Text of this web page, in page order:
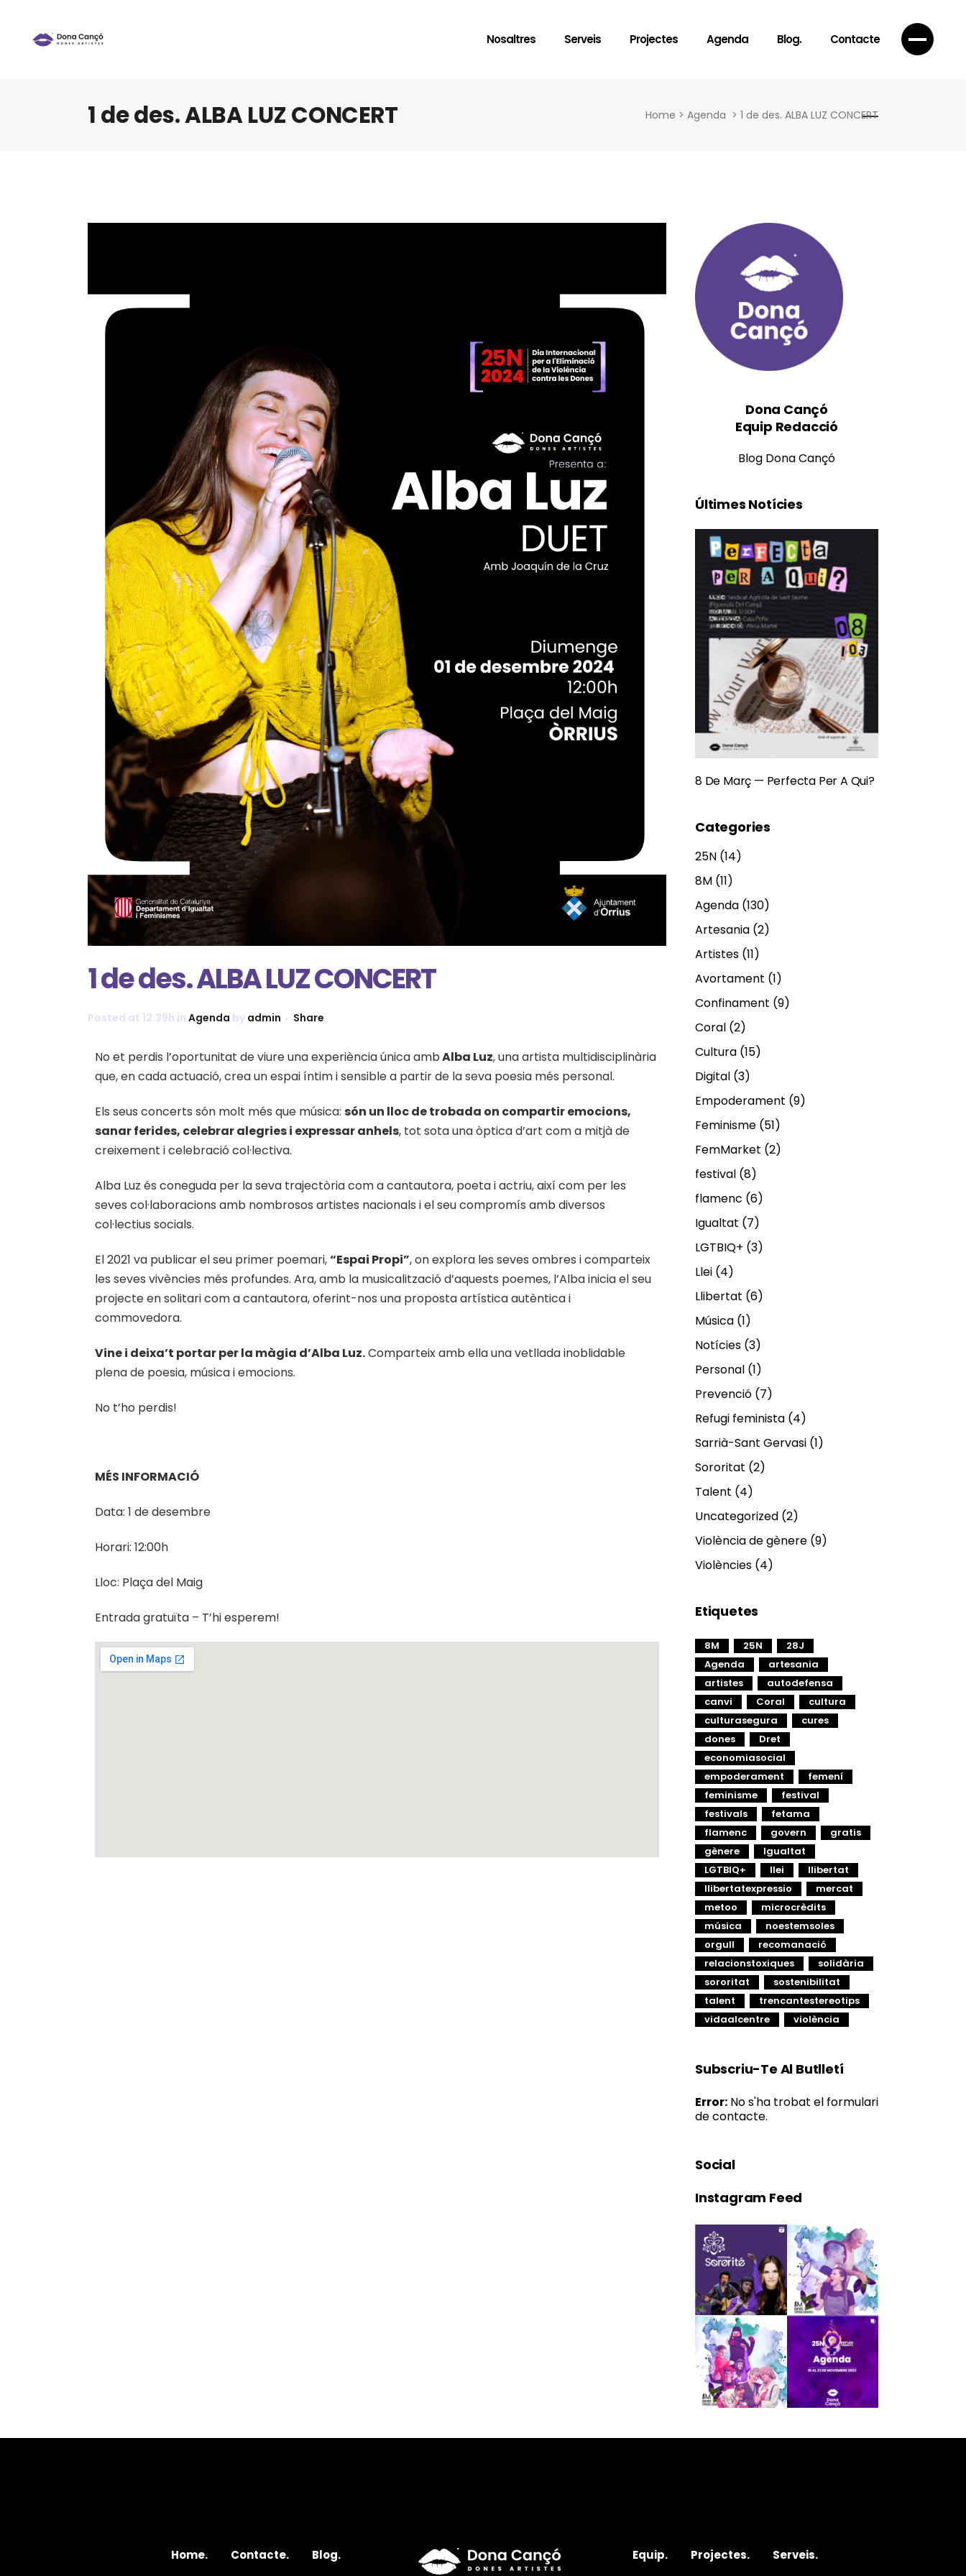
Nosaltres Serveis Projectes Agenda Blog. Contacte
1 de des. ALBA LUZ CONCERT Home > Agenda > 1 de des. ALBA LUZ CONCERT
1 de des. ALBA LUZ CONCERT
Posted at 12:39h in Agenda by admin Share
No et perdis l’oportunitat de viure una experiència única ambAlba Luz, una artista multidisciplinària
que, en cada actuació, crea un espai íntim i sensible a partir de la seva poesia més personal.
Els seus concerts són molt més que música: són un lloc de trobada on compartir emocions,
sanar ferides, celebrar alegries i expressar anhels, tot sota una òptica d’art com a mitjà de
creixement i celebració col·lectiva.
Alba Luz és coneguda per la seva trajectòria com a cantautora, poeta i actriu, així com per les
seves col·laboracions amb nombrosos artistes nacionals i el seu compromís amb diversos
col·lectius socials.
El 2021 va publicar el seu primer poemari,“Espai Propi”, on explora les seves ombres i comparteix
les seves vivències més profundes. Ara, amb la musicalització d’aquests poemes, l’Alba inicia el seu
projecte en solitari com a cantautora, oferint-nos una proposta artística autèntica i
commovedora.
Vine i deixa’t portar per la màgia d’Alba Luz.Comparteix amb ella una vetllada inoblidable
plena de poesia, música i emocions.
No t’ho perdis!
MÉS INFORMACIÓ
Data: 1 de desembre
Horari: 12:00h
Lloc: Plaça del Maig
Entrada gratuïta – T’hi esperem!
Dona Cançó
Equip Redacció
Blog Dona Cançó
Últimes Notícies
8 De Març — Perfecta Per A Qui?
Categories
25N (14)
8M (11)
Agenda (130)
Artesania (2)
Artistes (11)
Avortament (1)
Confinament (9)
Coral (2)
Cultura (15)
Digital (3)
Empoderament (9)
Feminisme (51)
FemMarket (2)
festival (8)
flamenc (6)
Igualtat (7)
LGTBIQ+ (3)
Llei (4)
Llibertat (6)
Música (1)
Notícies (3)
Personal (1)
Prevenció (7)
Refugi feminista (4)
Sarrià-Sant Gervasi (1)
Sororitat (2)
Talent (4)
Uncategorized (2)
Violència de gènere (9)
Violències (4)
Etiquetes
8M 25N
28J
Agenda
artesania
artistes
autodefensa
canvi
Coral
cultura
culturasegura
cures
dones
Dret
economiasocial
empoderament
femení
feminisme
festival
festivals
fetama
flamenc
govern
gratis
gènere
Igualtat
LGTBIQ+
llei
llibertat
llibertatexpressio
mercat
metoo
microcrèdits
música
noestemsoles
orgull
recomanació
relacionstoxiques
solidària
sororitat
sostenibilitat
talent
trencantestereotips
vidaalcentre
violència
Subscriu-Te Al Butlletí
Error: No s'ha trobat el formulari
de contacte.
Social
Instagram Feed
Home. Contacte. Blog. Equip. Projectes. Serveis.